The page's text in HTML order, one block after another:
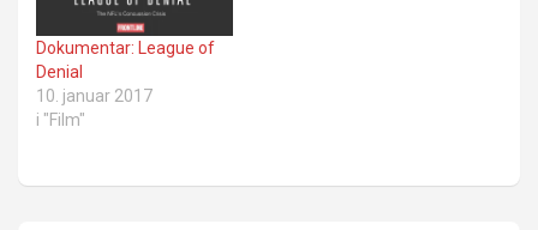
Dokumentar: League of
Denial
10. januar 2017
i "Film"